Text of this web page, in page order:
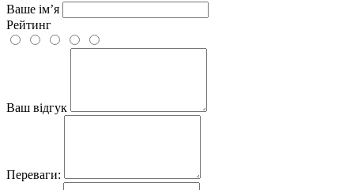
Ваше ім’я
Рейтинг
Ваш відгук
Переваги: